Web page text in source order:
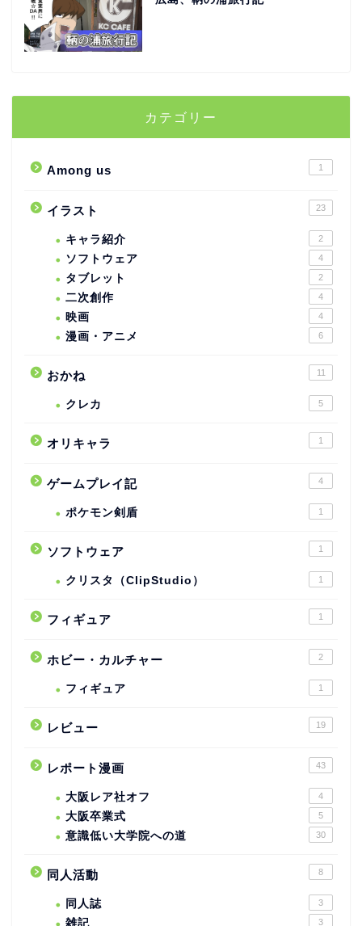
カテゴリー
Among us 1
イラスト 23
キャラ紹介 2
ソフトウェア 4
タブレット 2
二次創作 4
映画 4
漫画・アニメ 6
おかね 11
クレカ 5
オリキャラ 1
ゲームプレイ記 4
ポケモン剣盾 1
ソフトウェア 1
クリスタ（ClipStudio） 1
フィギュア 1
ホビー・カルチャー 2
フィギュア 1
レビュー 19
レポート漫画 43
大阪レア社オフ 4
大阪卒業式 5
意識低い大学院への道 30
同人活動 8
同人誌 3
雑記 3